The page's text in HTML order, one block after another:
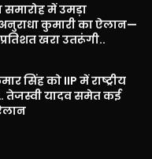
में उमड़ा
कुमारी का ऐलान—
खरा उतरूंगी..
सिंह को IIP में राष्ट्रीय
तेजस्वी यादव समेत कई